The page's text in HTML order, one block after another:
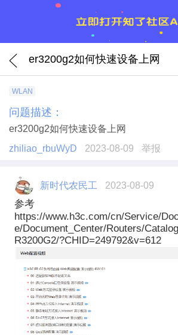
er3200g2如何快速设备上网
WLAN
问题描述：
er3200g2如何快速设备上网
zhiliao_rbuWyD
2023-08-09 举报
新时代农民工 2023-08-09
参考
https://www.h3c.com/cn/Service/
e/Document_Center/Routers/
R3200G2/?CHID=249792&v=612